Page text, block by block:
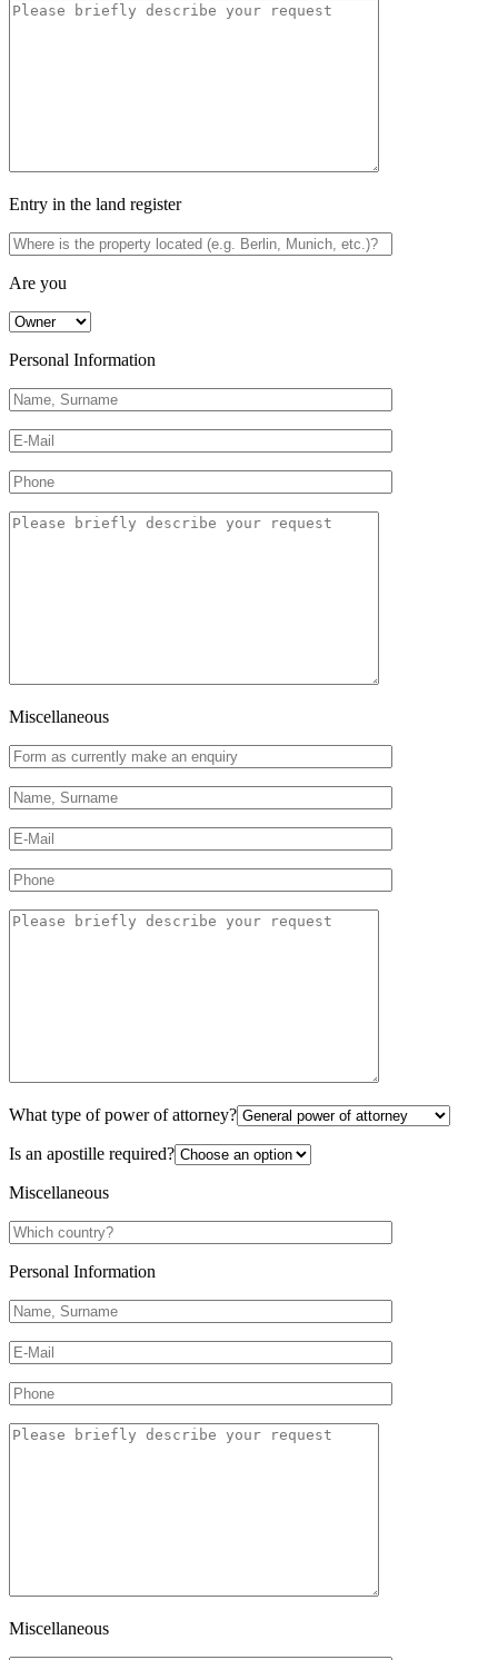
Entry in the land register
Are you
Personal Information
Miscellaneous
What type of power of attorney?
Is an apostille required?
Miscellaneous
Personal Information
Miscellaneous